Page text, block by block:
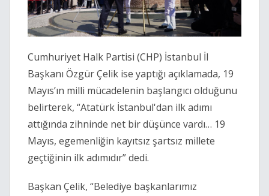
Cumhuriyet Halk Partisi (CHP) İstanbul İl
Başkanı Özgür Çelik ise yaptığı açıklamada, 19
Mayıs’ın milli mücadelenin başlangıcı olduğunu
belirterek, “Atatürk İstanbul'dan ilk adımı
attığında zihninde net bir düşünce vardı… 19
Mayıs, egemenliğin kayıtsız şartsız millete
geçtiğinin ilk adımıdır” dedi.
Başkan Çelik, “Belediye başkanlarımız